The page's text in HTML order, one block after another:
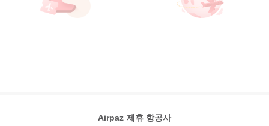
Airpaz 제휴 항공사